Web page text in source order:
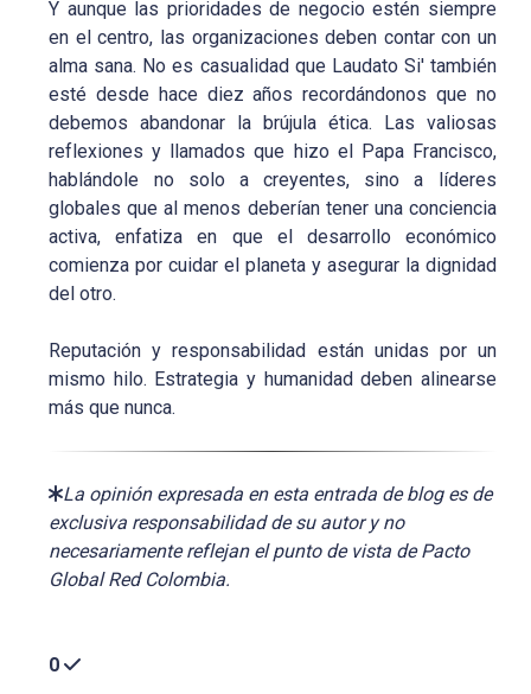
Y aunque las prioridades de negocio estén siempre
en el centro, las organizaciones deben contar con un
alma sana. No es casualidad que Laudato Si' también
esté desde hace diez años recordándonos que no
debemos abandonar la brújula ética. Las valiosas
reflexiones y llamados que hizo el Papa Francisco,
hablándole no solo a creyentes, sino a líderes
globales que al menos deberían tener una conciencia
activa, enfatiza en que el desarrollo económico
comienza por cuidar el planeta y asegurar la dignidad
del otro.
Reputación y responsabilidad están unidas por un
mismo hilo. Estrategia y humanidad deben alinearse
más que nunca.
La opinión expresada en esta entrada de blog es de
exclusiva responsabilidad de su autor y no
necesariamente reflejan el punto de vista de Pacto
Global Red Colombia.
0